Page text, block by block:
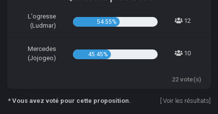
L'ogresse
(Ludmar)
54.55% 12
Mercedes
(Jojogeo)
45.45% 10
22 vote(s)
* Vous avez voté pour cette proposition. Voir les résultats